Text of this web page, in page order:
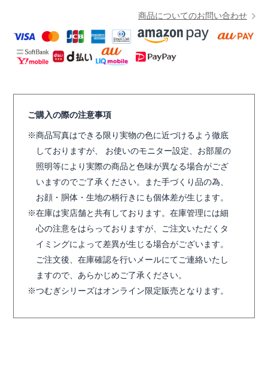
商品についてのお問い合わせ
ご購入の際の注意事項
商品写真はできる限り実物の色に近づけるよう徹底
しておりますが、 お使いのモニター設定、お部屋の
照明等により実際の商品と色味が異なる場合がござ
いますのでご了承ください。また手づくり品の為、
お顔・胴体・生地の柄行きにも個体差が生じます。
在庫は実店舗と共有しております。在庫管理には細
心の注意をはらっておりますが、ご注文いただくタ
イミングによって差異が生じる場合がございます。
ご注文後、在庫確認を行いメールにてご連絡いたし
ますので、あらかじめご了承ください。
つむぎシリーズはオンライン限定販売となります。